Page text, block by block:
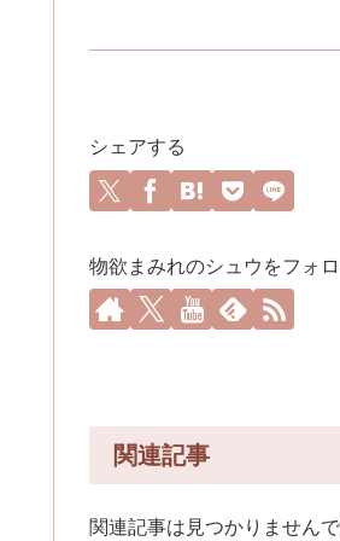
シェアする
物欲まみれのシュウをフォ
関連記事
関連記事は見つかりませんで